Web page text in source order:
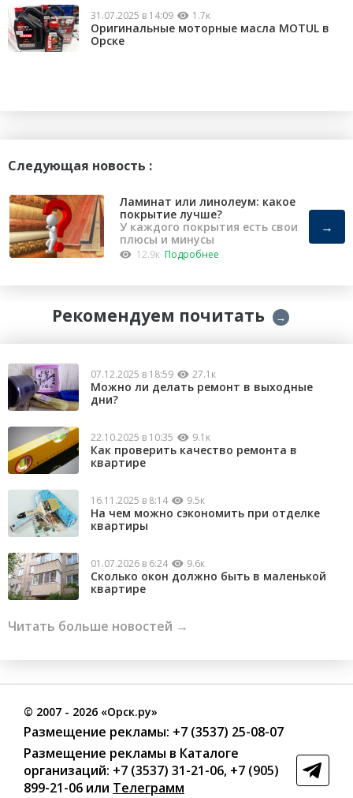
31.07.2025 в 14:09 1.7к
Оригинальные моторные масла MOTUL в
Орске
Следующая новость :
Ламинат или линолеум: какое
покрытие лучше?
У каждого покрытия есть свои
плюсы и минусы
12.9к Подробнее
→
Рекомендуем почитать →
07.12.2025 в 18:59 27.1к
Можно ли делать ремонт в выходные
дни?
22.10.2025 в 10:35 9.1к
Как проверить качество ремонта в
квартире
16.11.2025 в 8:14 9.5к
На чем можно сэкономить при отделке
квартиры
01.07.2026 в 6:24 9.6к
Сколько окон должно быть в маленькой
квартире
Читать больше новостей →
© 2007 - 2026 «Орск.ру»
Размещение рекламы: +7 (3537) 25-08-07
Размещение рекламы в Каталоге
организаций: +7 (3537) 31-21-06, +7 (905)
899-21-06 или Телеграмм